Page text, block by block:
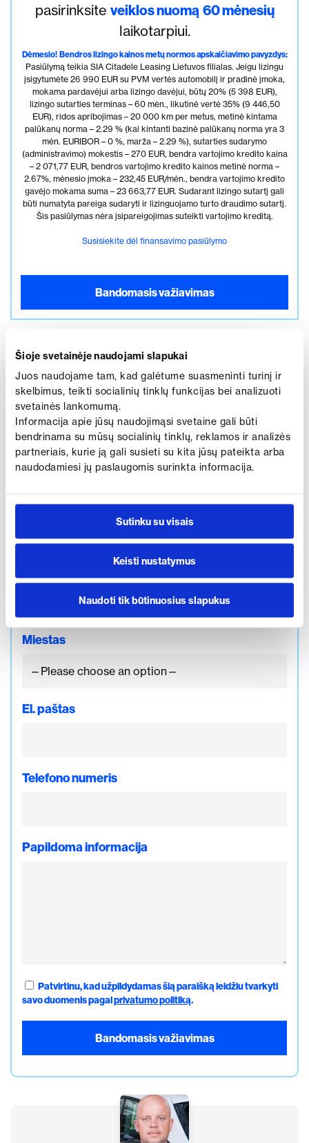
Šioje svetainėje naudojami slapukai
Juos naudojame tam, kad galėtume suasmeninti turinį ir
skelbimus, teikti socialinių tinklų funkcijas bei analizuoti
svetainės lankomumą.
Informacija apie jūsų naudojimąsi svetaine gali būti
bendrinama su mūsų socialinių tinklų, reklamos ir analizės
partneriais, kurie ją gali susieti su kita jūsų pateikta arba
naudodamiesi jų paslaugomis surinkta informacija.
Sutinku su visais
Keisti nustatymus
Naudoti tik būtinuosius slapukus
pasirinksite veiklos nuomą 60mėnesių
laikotarpiui.
Dėmesio! Bendros lizingo kainos metų normos apskaičiavimo pavyzdys:
Pasiūlymą teikia SIA Citadele Leasing Lietuvos filialas. Jeigu lizingu
įsigytumėte 26 990 EUR su PVM vertės automobilį ir pradinė įmoka,
mokama pardavėjui arba lizingo davėjui, būtų 20% (5 398 EUR),
lizingo sutarties terminas – 60 mėn., likutinė vertė 35% (9 446,50
EUR), ridos apribojimas – 20 000 km per metus, metinė kintama
palūkanų norma – 2.29 % (kai kintanti bazinė palūkanų norma yra 3
mėn. EURIBOR – 0 %, marža – 2.29 %), sutarties sudarymo
(administravimo) mokestis – 270 EUR, bendra vartojimo kredito kaina
– 2 071,77 EUR, bendros vartojimo kredito kainos metinė norma –
2.67%, mėnesio įmoka – 232,45 EUR/mėn., bendra vartojimo kredito
gavėjo mokama suma – 23 663,77 EUR. Sudarant lizingo sutartį gali
būti numatyta pareiga sudaryti ir lizinguojamo turto draudimo sutartį.
Šis pasiūlymas nėra įsipareigojimas suteikti vartojimo kreditą.
Susisiekite dėl finansavimo pasiūlymo
Bandomasis važiavimas
Susisiekite su manimi dėl
C-HR
gauti papildomos informacijos? Užpildykite šią
formą ir mes su jumis susisieksime.
Miestas
El. paštas
Telefono numeris
Papildoma informacija
Patvirtinu, kad užpildydamas šią paraišką leidžiu tvarkyti
savo duomenis pagalprivatumo politiką.